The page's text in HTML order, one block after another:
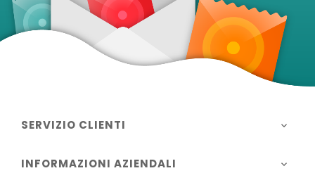
SERVIZIO CLIENTI 
INFORMAZIONI AZIENDALI 